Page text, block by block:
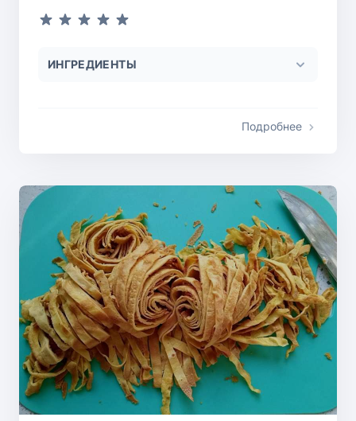
ИНГРЕДИЕНТЫ
Подробнее